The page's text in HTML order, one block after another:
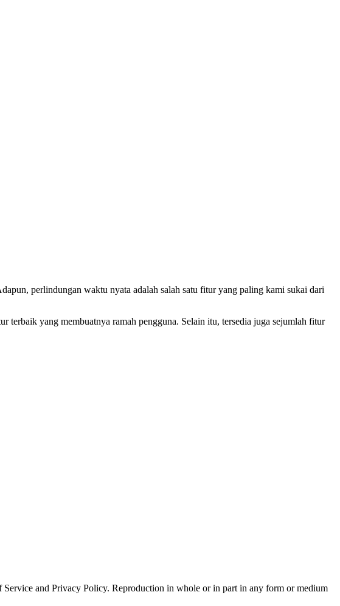
perlindungan waktu nyata adalah salah satu fitur yang paling kami sukai dari
yang membuatnya ramah pengguna. Selain itu, tersedia juga sejumlah fitur
and Privacy Policy. Reproduction in whole or in part in any form or medium